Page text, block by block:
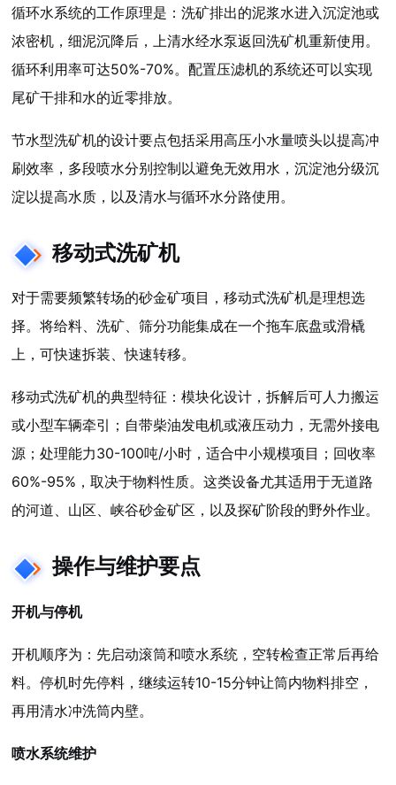
循环水系统的工作原理是：洗矿排出的泥浆水进入沉淀池或
浓密机，细泥沉降后，上清水经水泵返回洗矿机重新使用。
循环利用率可达50%-70%。配置压滤机的系统还可以实现
尾矿干排和水的近零排放。
节水型洗矿机的设计要点包括采用高压小水量喷头以提高冲
刷效率，多段喷水分别控制以避免无效用水，沉淀池分级沉
淀以提高水质，以及清水与循环水分路使用。
移动式洗矿机
对于需要频繁转场的砂金矿项目，移动式洗矿机是理想选
择。将给料、洗矿、筛分功能集成在一个拖车底盘或滑橇
上，可快速拆装、快速转移。
移动式洗矿机的典型特征：模块化设计，拆解后可人力搬运
或小型车辆牵引；自带柴油发电机或液压动力，无需外接电
源；处理能力30-100吨/小时，适合中小规模项目；回收率
60%-95%，取决于物料性质。这类设备尤其适用于无道路
的河道、山区、峡谷砂金矿区，以及探矿阶段的野外作业。
操作与维护要点
开机与停机
开机顺序为：先启动滚筒和喷水系统，空转检查正常后再给
料。停机时先停料，继续运转10-15分钟让筒内物料排空，
再用清水冲洗筒内壁。
喷水系统维护